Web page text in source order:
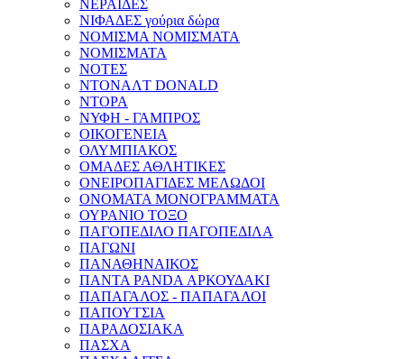
ΝΕΡΑΙΔΕΣ
ΝΙΦΑΔΕΣ γούρια δώρα
ΝΟΜΙΣΜΑ ΝΟΜΙΣΜΑΤΑ
ΝΟΜΙΣΜΑΤΑ
ΝΟΤΕΣ
ΝΤΟΝΑΛT DONALD
ΝΤΟΡΑ
ΝΥΦΗ - ΓΑΜΠΡΟΣ
ΟΙΚΟΓΕΝΕΙΑ
ΟΛΥΜΠΙΑΚΟΣ
ΟΜΑΔΕΣ ΑΘΛΗΤΙΚΕΣ
ΟΝΕΙΡΟΠΑΓΙΔΕΣ ΜΕΛΩΔΟΙ
ΟΝΟΜΑΤΑ ΜΟΝΟΓΡΑΜΜΑΤΑ
ΟΥΡΑΝΙΟ ΤΟΞΟ
ΠΑΓΟΠΕΔΙΛΟ ΠΑΓΟΠΕΔΙΛΑ
ΠΑΓΩΝΙ
ΠΑΝΑΘΗΝΑΙΚΟΣ
ΠΑΝΤΑ PANDA ΑΡΚΟΥΔΑΚΙ
ΠΑΠΑΓΑΛΟΣ - ΠΑΠΑΓΑΛΟΙ
ΠΑΠΟΥΤΣΙΑ
ΠΑΡΑΔΟΣΙΑΚΑ
ΠΑΣΧΑ